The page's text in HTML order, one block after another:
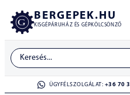
BERGEPEK.HU
KISGÉPÁRUHÁZ ÉS GÉPKÖLCSÖNZŐ
ÜGYFÉLSZOLGÁLAT: +36 70